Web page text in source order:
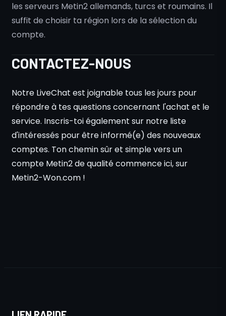
les serveurs Metin2 allemands, turcs et roumains. Il
suffit de choisir ta région lors de la sélection du
compte.
CONTACTEZ-NOUS
Notre LiveChat est joignable tous les jours pour
répondre à tes questions concernant l'achat et le
service. Inscris-toi également sur notre liste
d'intéressés pour être informé(e) des nouveaux
comptes. Ton chemin sûr et simple vers un
compte Metin2 de qualité commence ici, sur
Metin2-Won.com !